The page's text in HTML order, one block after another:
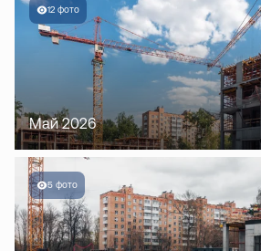
12 фото
Май 2026
5 фото